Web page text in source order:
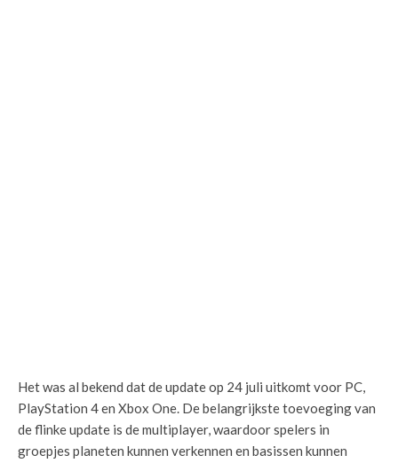
Het was al bekend dat de update op 24 juli uitkomt voor PC,
PlayStation 4 en Xbox One. De belangrijkste toevoeging van
de flinke update is de multiplayer, waardoor spelers in
groepjes planeten kunnen verkennen en basissen kunnen